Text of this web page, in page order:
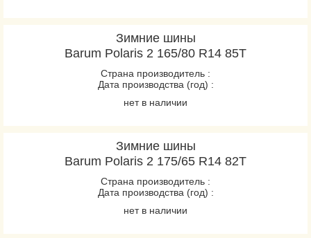
Зимние шины
Barum Polaris 2 165/80 R14 85T
Страна производитель :
Дата производства (год) :
нет в наличии
Зимние шины
Barum Polaris 2 175/65 R14 82T
Страна производитель :
Дата производства (год) :
нет в наличии